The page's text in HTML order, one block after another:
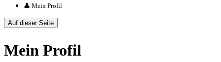
👤 Mein Profil
Auf dieser Seite
Mein Profil